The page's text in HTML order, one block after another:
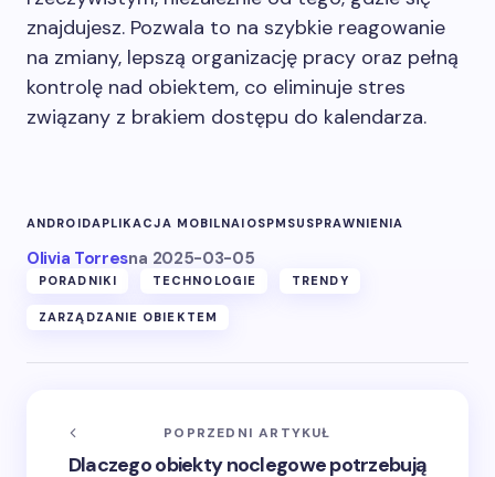
znajdujesz. Pozwala to na szybkie reagowanie
na zmiany, lepszą organizację pracy oraz pełną
kontrolę nad obiektem, co eliminuje stres
związany z brakiem dostępu do kalendarza.
ANDROIDAPLIKACJA MOBILNAIOSPMSUSPRAWNIENIA
Olivia Torresna 2025-03-05
PORADNIKI TECHNOLOGIE TRENDY
ZARZĄDZANIE OBIEKTEM
POPRZEDNI ARTYKUŁ
Dlaczego obiekty noclegowe potrzebują